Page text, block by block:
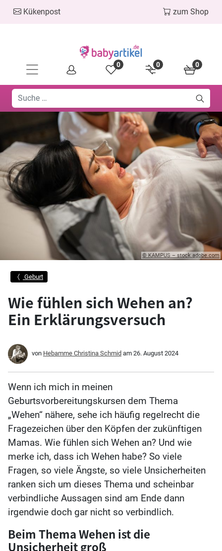
Kükenpost zum Shop
0
0
0
© KAMPUS – stock.adobe.com
Geburt
Wie fühlen sich Wehen an?
Ein Erklärungsversuch
von Hebamme Christina Schmid am 26. August 2024
Wenn ich mich in meinen
Geburtsvorbereitungskursen dem Thema
„Wehen“ nähere, sehe ich häufig regelrecht die
Fragezeichen über den Köpfen der zukünftigen
Mamas. Wie fühlen sich Wehen an? Und wie
merke ich, dass ich Wehen habe? So viele
Fragen, so viele Ängste, so viele Unsicherheiten
ranken sich um dieses Thema und scheinbar
verbindliche Aussagen sind am Ende dann
irgendwie doch gar nicht so verbindlich.
Beim Thema Wehen ist die
Unsicherheit groß